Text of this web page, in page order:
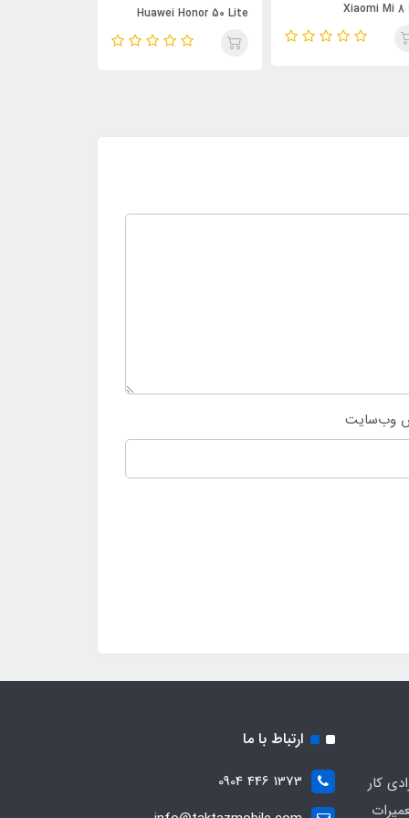
Xiaomi Mi 8
Huawei Honor 50 Lite
وب‌سایت
کار
ارتباط با ما
1373 446 0904